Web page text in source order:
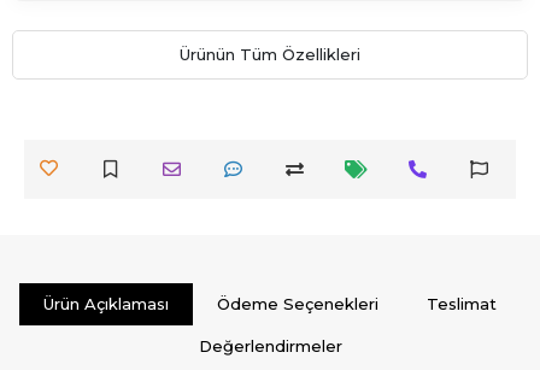
Ürünün Tüm Özellikleri
Ürün Açıklaması Ödeme Seçenekleri Teslimat
Değerlendirmeler